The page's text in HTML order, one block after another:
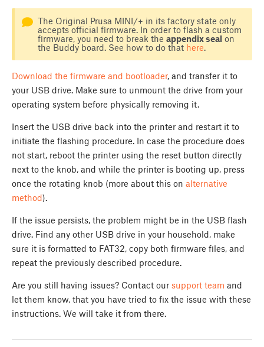
The Original Prusa MINI/+ in its factory state only
accepts official firmware. In order to flash a custom
firmware, you need to break the appendix sealon
the Buddy board. See how to do that here.
Download the firmware and bootloader, and transfer it to
your USB drive. Make sure to unmount the drive from your
operating system before physically removing it.
Insert the USB drive back into the printer and restart it to
initiate the flashing procedure. In case the procedure does
not start, reboot the printer using the reset button directly
next to the knob, and while the printer is booting up, press
once the rotating knob (more about this on alternative
method).
If the issue persists, the problem might be in the USB flash
drive. Find any other USB drive in your household, make
sure it is formatted to FAT32, copy both firmware files, and
repeat the previously described procedure.
Are you still having issues? Contact our support team and
let them know, that you have tried to fix the issue with these
instructions. We will take it from there.